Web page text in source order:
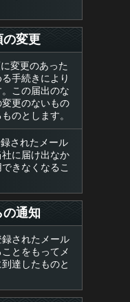
の変更
変更のあった
手続きにより
この届出のな
更のないもの
のとします。
されたメール
に届け出なか
きなくなるこ
通知
されたメール
とをもってメ
達したものと